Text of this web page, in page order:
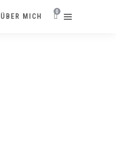
0
ÜBER MICH